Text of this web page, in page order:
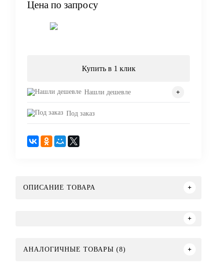
Цена по запросу
Купить в 1 клик
Нашли дешевле
Под заказ
ОПИСАНИЕ ТОВАРА
АНАЛОГИЧНЫЕ ТОВАРЫ (8)